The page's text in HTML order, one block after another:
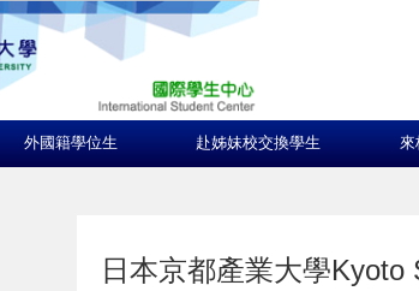
外國籍學位生 赴姊妹校交換學生 來
日本京都產業大學Kyoto